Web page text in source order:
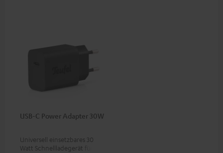
USB-C Power Adapter 30W
Universell einsetzbares 30
Watt Schnellladegerät für